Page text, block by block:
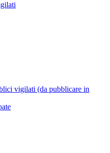
vigilati (da pubblicare in